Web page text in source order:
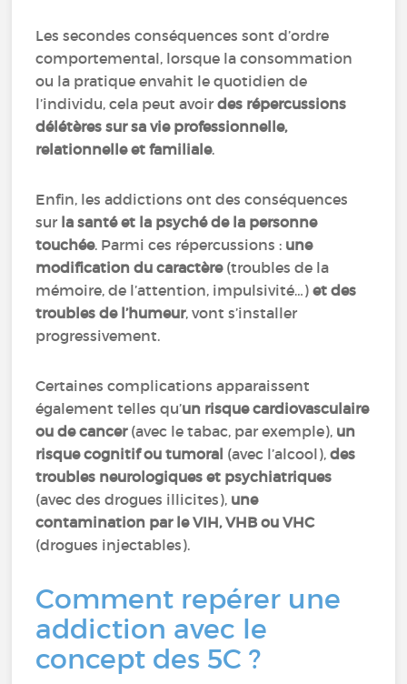
Les secondes conséquences sont d’ordre
comportemental, lorsque la consommation
ou la pratique envahit le quotidien de
l’individu, cela peut avoirdes répercussions
délétères sur sa vie professionnelle,
relationnelle et familiale.
Enfin, les addictions ont des conséquences
sur la santé et la psyché de la personne
touchée. Parmi ces répercussions : une
modification du caractère(troubles de la
mémoire, de l’attention, impulsivité…)et des
troubles de l’humeur, vont s’installer
progressivement.
Certaines complications apparaissent
également telles qu’un risque cardiovasculaire
ou de cancer(avec le tabac, par exemple), un
risque cognitif ou tumoral (avec l’alcool), des
troubles neurologiques et psychiatriques
(avec des drogues illicites), une
contamination par le VIH, VHB ou VHC
(drogues injectables).
Comment repérer une
addiction avec le
concept des 5C ?